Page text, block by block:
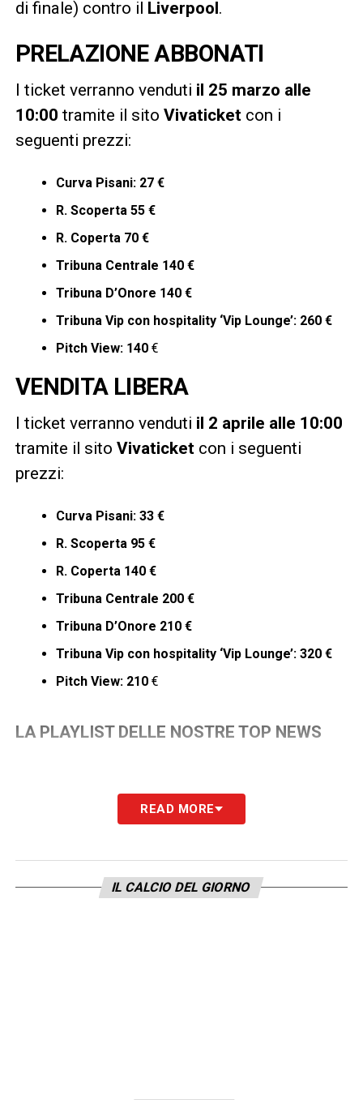
di finale) contro il Liverpool.
PRELAZIONE ABBONATI
I ticket verranno venduti il 25 marzo alle
10:00 tramite il sito Vivaticket con i
seguenti prezzi:
Curva Pisani: 27 €
R. Scoperta 55 €
R. Coperta 70 €
Tribuna Centrale 140 €
Tribuna D’Onore 140 €
Tribuna Vip con hospitality ‘Vip Lounge’: 260 €
Pitch View: 140 €
VENDITA LIBERA
I ticket verranno venduti il 2 aprile alle 10:00
tramite il sito Vivaticket con i seguenti
prezzi:
Curva Pisani: 33 €
R. Scoperta 95 €
R. Coperta 140 €
Tribuna Centrale 200 €
Tribuna D’Onore 210 €
Tribuna Vip con hospitality ‘Vip Lounge’: 320 €
Pitch View: 210 €
LA PLAYLIST DELLE NOSTRE TOP NEWS
READ MORE
IL CALCIO DEL GIORNO